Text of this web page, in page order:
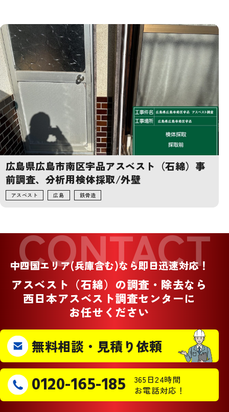
広島県広島市南区宇品アスベスト（石綿）事
前調査、分析用検体採取/外壁
アスベスト 広島 鉄骨造
CONTACT
中四国エリア(兵庫含む)なら即日迅速対応！
アスベスト（石綿）の調査・除去なら
西日本アスベスト調査センターに
お任せください
無料相談・見積り依頼
0120-165-185
365日24時間
お電話対応！